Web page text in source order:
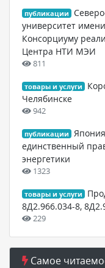
публикации
университет
Консорциуму
Центра НТИ МЭИ
811
товары и услуги
Челябинске
942
публикации
единственный
энергетики
1323
товары и услуги
8Д2.966.034-8,
229
Самое